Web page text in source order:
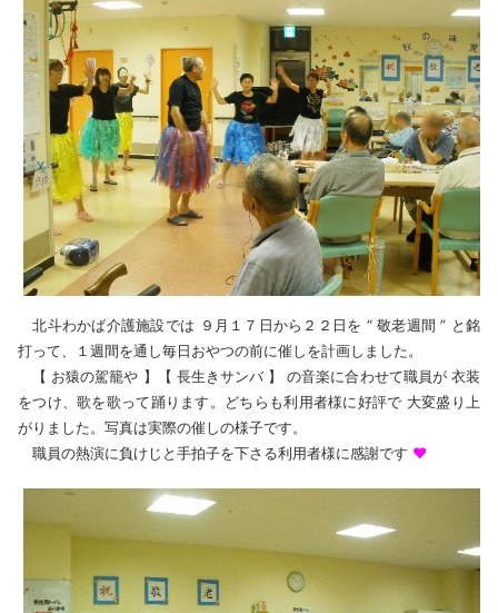
北斗わかば介護施設では ９月１７日から２２日を “ 敬老週間 ” と銘
打って、１週間を通し毎日おやつの前に催しを計画しました。
【 お猿の駕籠や 】【 長生きサンバ 】 の音楽に合わせて職員が 衣装
をつけ、歌を歌って踊ります。どちらも利用者様に好評で 大変盛り上
がりました。写真は実際の催しの様子です。
職員の熱演に負けじと手拍子を下さる利用者様に感謝です ❤